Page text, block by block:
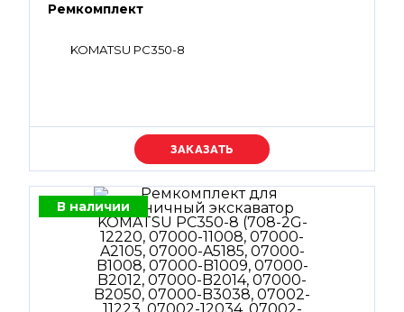
Ремкомплект
KOMATSU PC350-8
Уточняйте цену
В наличии